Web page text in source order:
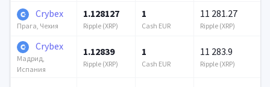
Crybex
Прага, Чехия
1.128127
Ripple (XRP)
1
Cash EUR
11 281.27
Ripple (XRP)
Crybex
Мадрид,
Испания
1.12839
Ripple (XRP)
1
Cash EUR
11 283.9
Ripple (XRP)